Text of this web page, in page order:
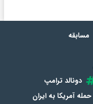
مسابقه
دونالد ترامپ
حمله آمریکا به ایران